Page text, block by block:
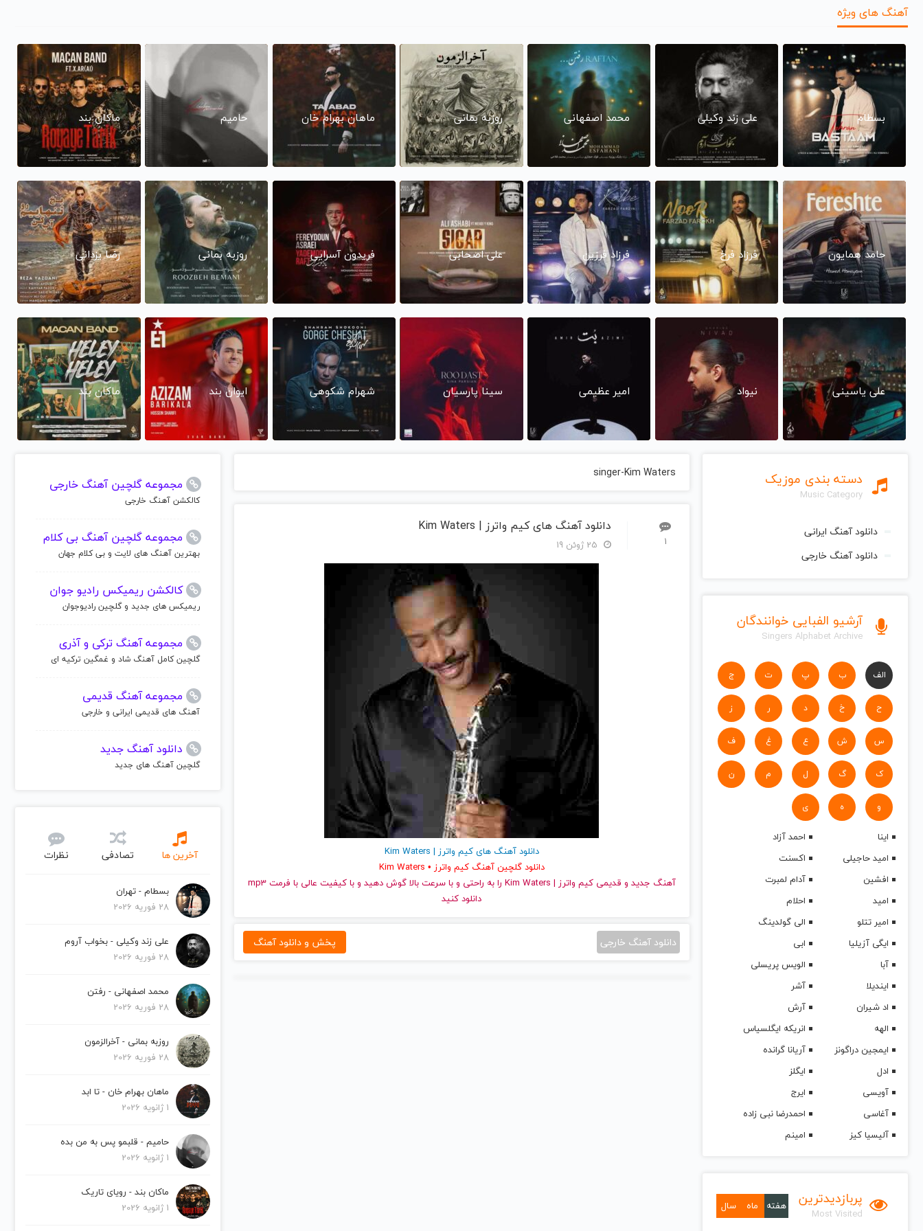
آهنگ های ویژه
بسطام علی زند وکیلی محمد اصفهانی روزبه بمانی ماهان بهرام خان حامیم ماکان بند
حامد همایون فرزاد فرخ فرزاد فرزین علی اصحابی فریدون آسرایی روزبه بمانی رضا یزدانی
علی یاسینی نیواد امیر عظیمی سینا پارسیان شهرام شکوهی ایوان بند ماکان بند
دسته بندی موزیک
Music Category
دانلود آهنگ ایرانی
دانلود آهنگ خارجی
آرشیو الفبایی خوانندگان
Singers Alphabet Archive
الف ب پ ت ج
ح خ د ر ز
س ش ع غ ف
ک گ ل م ن
و ه ی
اینا
احمد آزاد
امید حاجیلی
اکسنت
افشین
آدام لمبرت
امید
احلام
امیر تتلو
الی گولدینگ
ایگی آزیلیا
ابی
آبا
الویس پریسلی
ایندیلا
آشر
اد شیران
آرش
الهه
انریکه ایگلسیاس
ایمجین دراگونز
آریانا گرانده
ادل
ایگلز
آویسی
ایرج
آغاسی
احمدرضا نبی زاده
آلیسیا کیز
امینم
پربازدیدترین
Most Visited
هفته ماه سال
singer-Kim Waters
1
دانلود آهنگ های کیم واترز | Kim Waters
دانلود آهنگ های کیم واترز | Kim Waters
دانلود گلچین آهنگ کیم واترز • Kim Waters
آهنگ جدید
و قدیمی کیم واترز | Kim Waters را به راحتی و با سرعت بالا گوش دهید و با کیفیت عالی با فرمت mp3
دانلود کنید
دانلود آهنگ خارجی پخش و دانلود آهنگ
مجموعه گلچین آهنگ خارجی
کالکشن آهنگ خارجی
مجموعه گلچین آهنگ بی کلام
بهترین آهنگ های لایت و بی کلام جهان
کالکشن ریمیکس رادیو جوان
ریمیکس های جدید و گلچین رادیوجوان
مجموعه آهنگ ترکی و آذری
گلچین کامل آهنگ شاد و غمگین ترکیه ای
مجموعه آهنگ قدیمی
آهنگ های قدیمی ایرانی و خارجی
دانلود آهنگ جدید
گلچین آهنگ های جدید
آخرین ها تصادفی نظرات
بسطام - تهران
28 فوریه 2026
علی زند وکیلی - بخواب آروم
28 فوریه 2026
محمد اصفهانی - رفتن
28 فوریه 2026
روزبه بمانی - آخرالزمون
28 فوریه 2026
ماهان بهرام خان - تا ابد
1 ژانویه 2026
حامیم - قلبمو پس به من بده
1 ژانویه 2026
ماکان بند - رویای تاریک
1 ژانویه 2026